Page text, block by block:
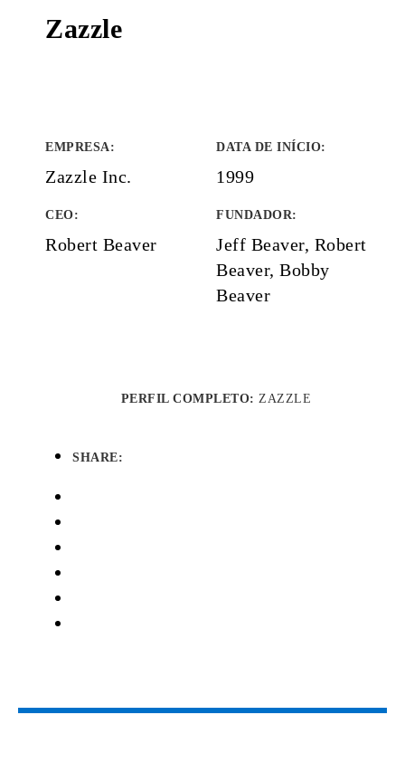
Zazzle
EMPRESA:
Zazzle Inc.
DATA DE INÍCIO:
1999
CEO:
Robert Beaver
FUNDADOR:
Jeff Beaver, Robert
Beaver, Bobby
Beaver
PERFIL COMPLETO:ZAZZLE
SHARE: